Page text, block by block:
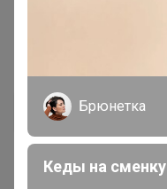
Соглашение
Брюнетка
Кеды на сменку